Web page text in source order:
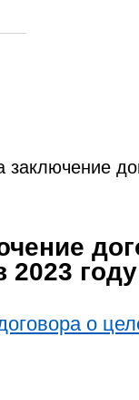
заключение
2023 году
о